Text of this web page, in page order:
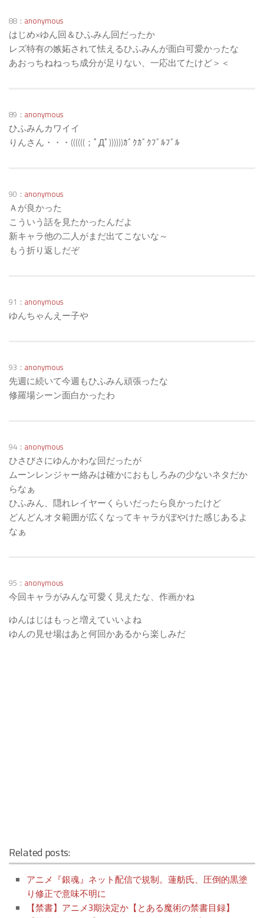
88： anonymous
はじめ×ゆん回＆ひふみん回だったか
レズ特有の嫉妬されて怯えるひふみんが面白可愛かったな
あおっちねねっち成分が足りない、一応出てたけど＞＜
89： anonymous
ひふみんカワイイ
りんさん・・・((((((；ﾟДﾟ))))))ｶﾞｸｶﾞｸﾌﾞﾙﾌﾞﾙ
90： anonymous
Ａが良かった
こういう話を見たかったんだよ
新キャラ他の二人がまだ出てこないな～
もう折り返しだぞ
91： anonymous
ゆんちゃんえー子や
93： anonymous
先週に続いて今週もひふみん頑張ったな
修羅場シーン面白かったわ
94： anonymous
ひさびさにゆんかわな回だったが
ムーンレンジャー絡みは確かにおもしろみの少ないネタだか
らなぁ
ひふみん、隠れレイヤーくらいだったら良かったけど
どんどんオタ範囲が広くなってキャラがぼやけた感じあるよ
なぁ
95： anonymous
今回キャラがみんな可愛く見えたな、作画かね
ゆんはじはもっと増えていいよね
ゆんの見せ場はあと何回かあるから楽しみだ
Related posts:
アニメ『銀魂』ネット配信で規制。蓮舫氏、圧倒的黒塗
り修正で意味不明に
【禁書】アニメ3期決定か【とある魔術の禁書目録】